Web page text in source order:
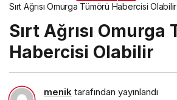
Sırt Ağrısı Omurga Tümörü Habercisi Olabilir
Sırt Ağrısı Omurga
Habercisi Olabilir
menik tarafından yayınlandı